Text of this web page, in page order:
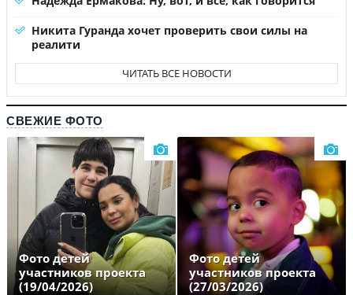
Никита Гуранда хочет проверить свои силы на
реалити
ЧИТАТЬ ВСЕ НОВОСТИ
СВЕЖИЕ ФОТО
Фото детей
участников проекта
(19/04/2026)
Фото детей
участников проекта
(27/03/2026)